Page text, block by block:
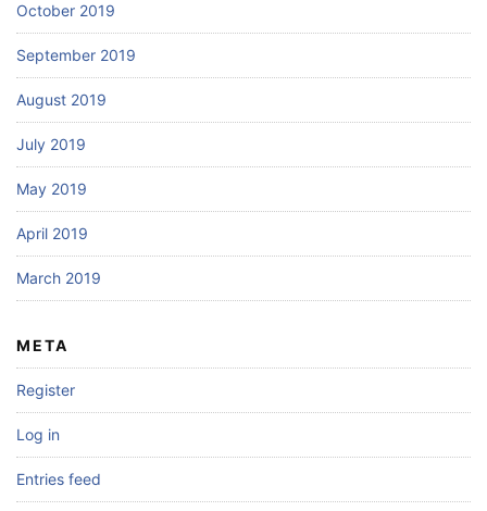
October 2019
September 2019
August 2019
July 2019
May 2019
April 2019
March 2019
META
Register
Log in
Entries feed